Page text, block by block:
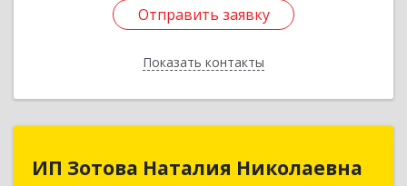
Отправить заявку
Показать контакты
Отправить заявку
Назад
ИП Зотова Наталия Николаевна